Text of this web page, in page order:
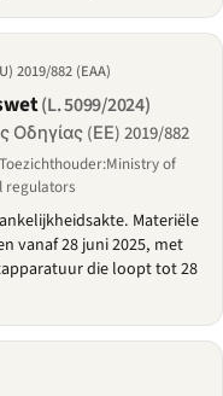
2019/882 (EAA)
(L. 5099/2024)
(ΕΕ) 2019/882
of
regulators
Materiële
vanaf 28 juni 2025, met
die loopt tot 28